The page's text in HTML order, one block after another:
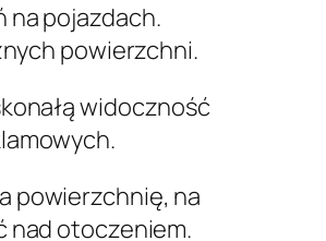
na pojazdach.
powierzchni.
widoczność
powierzchnię, na
nad otoczeniem.